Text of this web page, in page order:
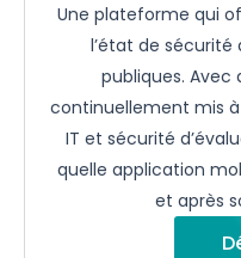
Une plateforme qui
l’état de sécurité
publiques. Avec
continuellement mis
IT et sécurité
quelle application
et après